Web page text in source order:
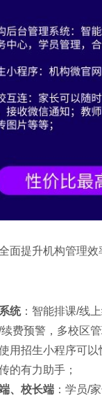
面提升机构管理
统：智能排课/线
费预警，多校区管
用招生小程序可
的有力助手；
、校长端：学员/